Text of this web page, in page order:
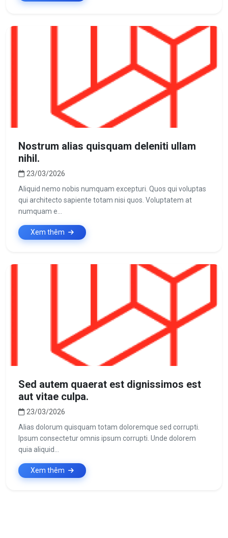
Nostrum alias quisquam deleniti ullam
nihil.
23/03/2026
Aliquid nemo nobis numquam excepturi. Quos qui voluptas
qui architecto sapiente totam nisi quos. Voluptatem at
numquam e...
Xem thêm
Sed autem quaerat est dignissimos est
aut vitae culpa.
23/03/2026
Alias dolorum quisquam totam doloremque sed corrupti.
Ipsum consectetur omnis ipsum corrupti. Unde dolorem
quia aliquid...
Xem thêm